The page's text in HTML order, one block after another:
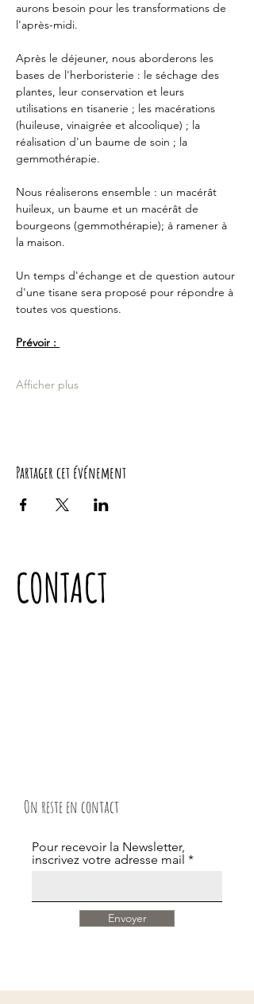
aurons besoin pour les transformations de
l'après-midi.
Après le déjeuner, nous aborderons les
bases de l'herboristerie : le séchage des
plantes, leur conservation et leurs
utilisations en tisanerie ; les macérations
(huileuse, vinaigrée et alcoolique) ; la
réalisation d'un baume de soin ; la
gemmothérapie.
Nous réaliserons ensemble : un macérât
huileux, un baume et un macérât de
bourgeons (gemmothérapie); à ramener à
la maison.
Un temps d'échange et de question autour
d'une tisane sera proposé pour répondre à
toutes vos questions.
Prévoir :
Afficher plus
Partager cet événement
CONTACT
On reste en contact
Pour recevoir la Newsletter,
inscrivez votre adresse mail
Envoyer